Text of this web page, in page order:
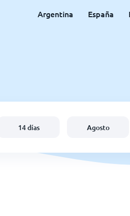
Argentina España
14 días Agosto